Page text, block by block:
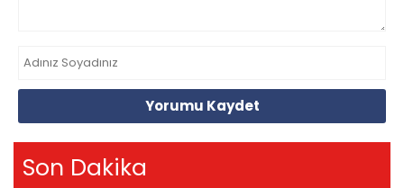
Yorumu Kaydet
Son Dakika